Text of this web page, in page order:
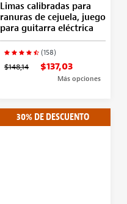
Limas calibradas para
ranuras de cejuela, juego
para guitarra eléctrica
(158)
$148,14 $137,03
Más opciones
30% DE DESCUENTO